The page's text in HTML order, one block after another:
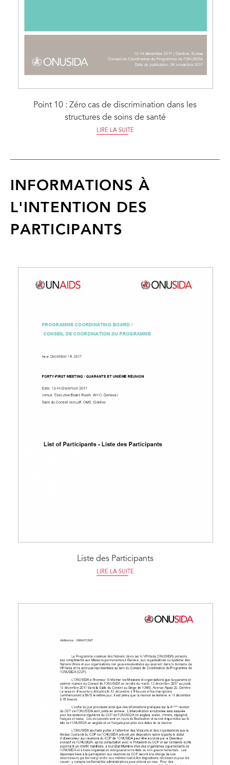
Point 10 : Zéro cas de discrimination dans les
structures de soins de santé
LIRE LA SUITE
INFORMATIONS À
L'INTENTION DES
PARTICIPANTS
Liste des Participants
LIRE LA SUITE